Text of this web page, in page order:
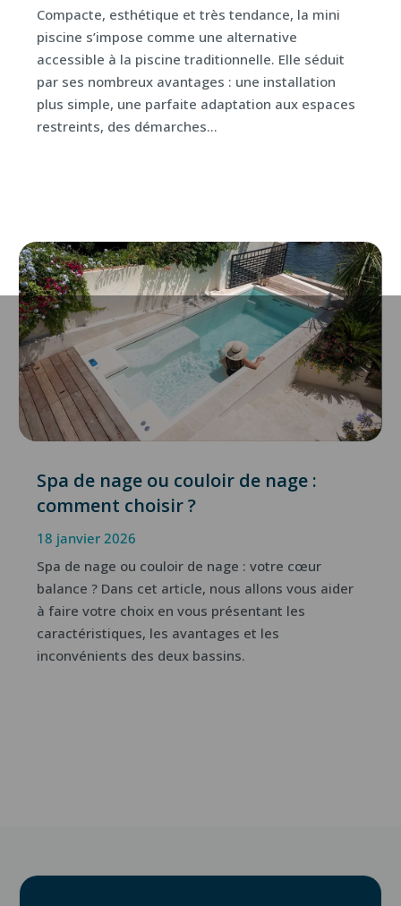
Compacte, esthétique et très tendance, la mini
piscine s’impose comme une alternative
accessible à la piscine traditionnelle. Elle séduit
par ses nombreux avantages : une installation
plus simple, une parfaite adaptation aux espaces
restreints, des démarches...
Spa de nage ou couloir de nage :
comment choisir ?
18 janvier 2026
Spa de nage ou couloir de nage : votre cœur
balance ? Dans cet article, nous allons vous aider
à faire votre choix en vous présentant les
caractéristiques, les avantages et les
inconvénients des deux bassins.